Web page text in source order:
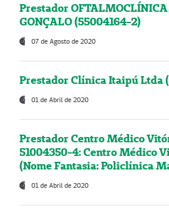
Prestador OFTALMOCLÍNICA
GONÇALO (55004164-2)
07 de Agosto de 2020
Prestador Clínica Itaipú Ltda
01 de Abril de 2020
Prestador Centro Médico
51004350-4: Centro Médico
(Nome Fantasia: Policlínica
01 de Abril de 2020